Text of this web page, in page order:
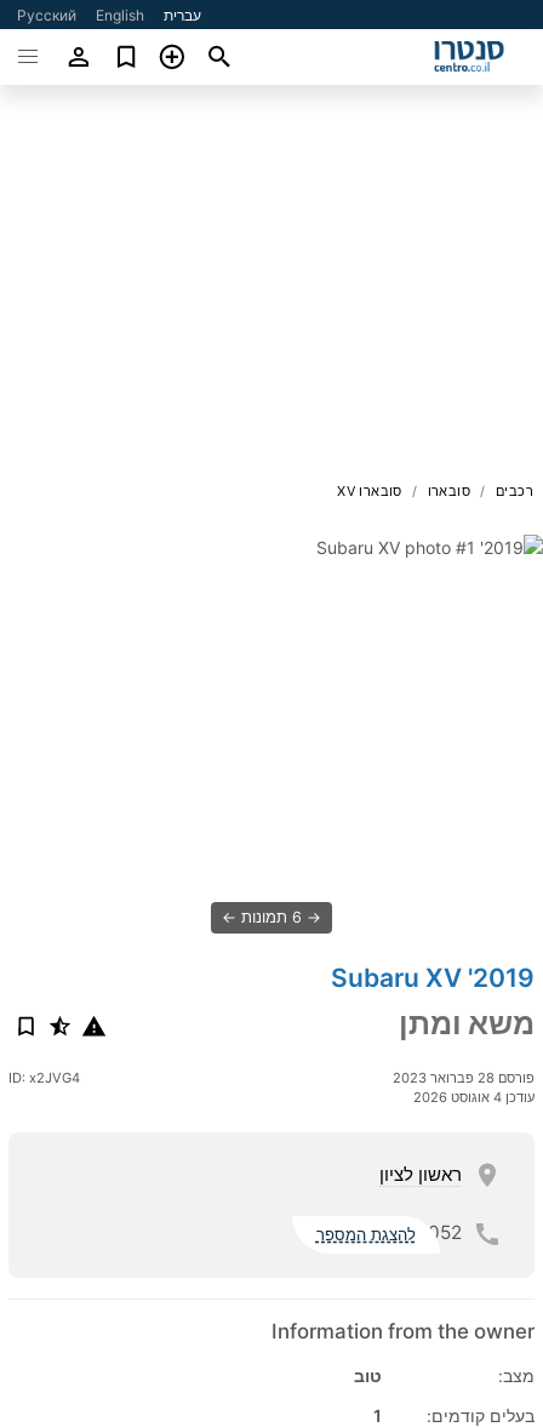
עברית English
Русский
רכבים סובארו סובארו XV
6 תמונות
2019' Subaru XV
משא ומתן
פורסם 28 פברואר 2023
עודכן 4 אוגוסט 2026
ID: x2JVG4
ראשון לציון
052 להצגת המספר
Information from the owner
מצב:
טוב
בעלים קודמים:
1